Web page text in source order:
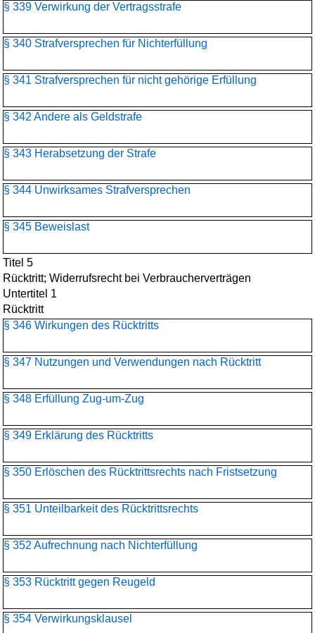
§ 339 Verwirkung der Vertragsstrafe
§ 340 Strafversprechen für Nichterfüllung
§ 341 Strafversprechen für nicht gehörige Erfüllung
§ 342 Andere als Geldstrafe
§ 343 Herabsetzung der Strafe
§ 344 Unwirksames Strafversprechen
§ 345 Beweislast
Titel 5
Rücktritt; Widerrufsrecht bei Verbraucherverträgen
Untertitel 1
Rücktritt
§ 346 Wirkungen des Rücktritts
§ 347 Nutzungen und Verwendungen nach Rücktritt
§ 348 Erfüllung Zug-um-Zug
§ 349 Erklärung des Rücktritts
§ 350 Erlöschen des Rücktrittsrechts nach Fristsetzung
§ 351 Unteilbarkeit des Rücktrittsrechts
§ 352 Aufrechnung nach Nichterfüllung
§ 353 Rücktritt gegen Reugeld
§ 354 Verwirkungsklausel